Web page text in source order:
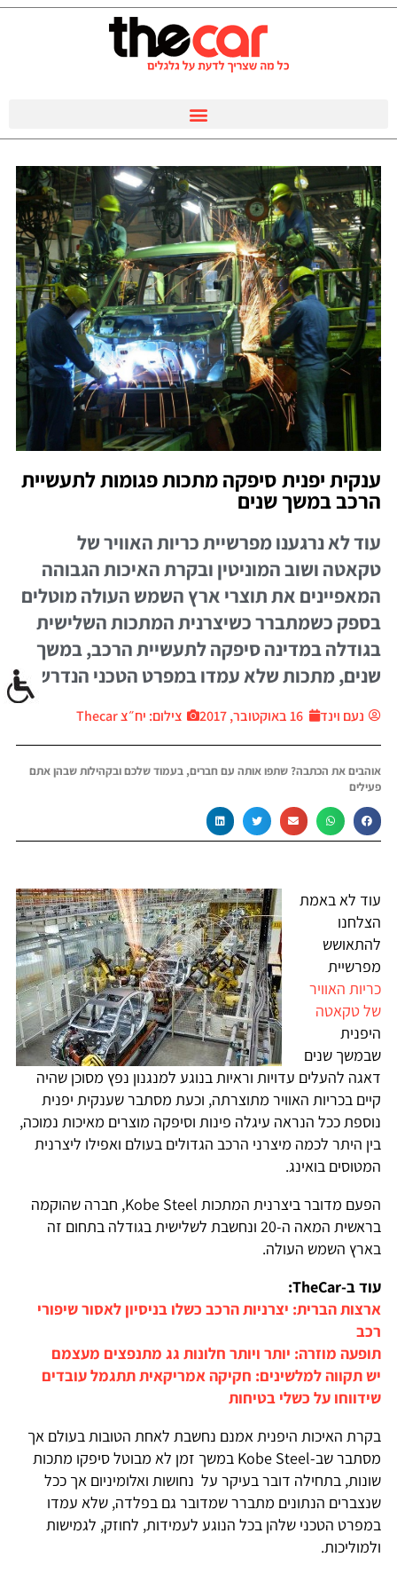
ענקית יפנית סיפקה מתכות פגומות לתעשיית
הרכב במשך שנים
עוד לא נרגענו מפרשיית כריות האוויר של
טקאטה ושוב המוניטין ובקרת האיכות הגבוהה
המאפיינים את תוצרי ארץ השמש העולה מוטלים
בספק כשמתברר כשיצרנית המתכות השלישית
בגודלה במדינה סיפקה לתעשיית הרכב, במשך
שנים, מתכות שלא עמדו במפרט הטכני הנדרש
נעם וינד 16 באוקטובר, 2017 צילום: יח״צ Thecar
אוהבים את הכתבה? שתפו אותה עם חברים, בעמוד שלכם ובקהילות שבהן אתם
פעילים
עוד לא באמת
הצלחנו
להתאושש
מפרשיית
כריות האוויר
של טקאטה
היפנית
שבמשך שנים
דאגה להעלים עדויות וראיות בנוגע למנגנון נפץ מסוכן שהיה
קיים בכריות האוויר מתוצרתה, וכעת מסתבר שענקית יפנית
נוספת ככל הנראה עיגלה פינות וסיפקה מוצרים מאיכות נמוכה,
בין היתר לכמה מיצרני הרכב הגדולים בעולם ואפילו ליצרנית
המטוסים בואינג.
הפעם מדובר ביצרנית המתכות Kobe Steel, חברה שהוקמה
בראשית המאה ה-20 ונחשבת לשלישית בגודלה בתחום זה
בארץ השמש העולה.
עוד ב-TheCar:
ארצות הברית: יצרניות הרכב כשלו בניסיון לאסור שיפורי
רכב
תופעה מוזרה: יותר ויותר חלונות גג מתנפצים מעצמם
יש תקווה למלשינים: חקיקה אמריקאית תתגמל עובדים
שידווחו על כשלי בטיחות
בקרת האיכות היפנית אמנם נחשבת לאחת הטובות בעולם אך
מסתבר שב-Kobe Steel במשך זמן לא מבוטל סיפקו מתכות
שונות, בתחילה דובר בעיקר על נחושות ואלומיניום אך ככל
שנצברים הנתונים מתברר שמדובר גם בפלדה, שלא עמדו
במפרט הטכני שלהן בכל הנוגע לעמידות, לחוזק, לגמישות
ולמוליכות.